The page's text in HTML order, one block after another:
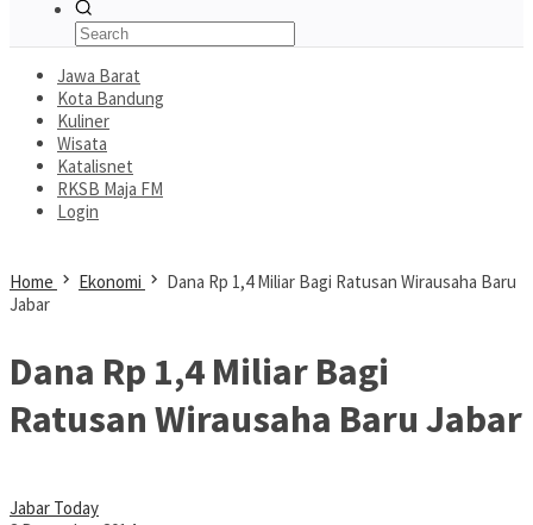
Jawa Barat
Kota Bandung
Kuliner
Wisata
Katalisnet
RKSB Maja FM
Login
Home Ekonomi
Dana Rp 1,4 Miliar Bagi Ratusan Wirausaha Baru
Jabar
Dana Rp 1,4 Miliar Bagi
Ratusan Wirausaha Baru Jabar
Jabar Today